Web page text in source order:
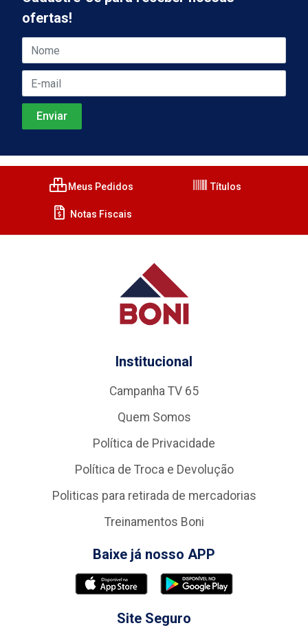
ofertas!
Meus Pedidos Títulos
Notas Fiscais
Institucional
Campanha TV 65
Quem Somos
Política de Privacidade
Política de Troca e Devolução
Politicas para retirada de mercadorias
Treinamentos Boni
Baixe já nosso APP
Site Seguro